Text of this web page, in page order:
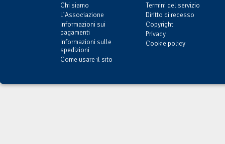
Chi siamo
L'Associazione
Informazioni sui
pagamenti
Informazioni sulle
spedizioni
Come usare il sito
Termini del servizio
Diritto di recesso
Copyright
Privacy
Cookie policy